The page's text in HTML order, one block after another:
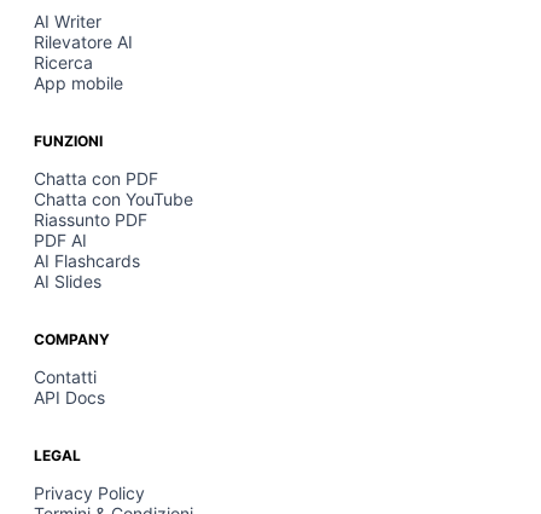
AI Writer
Rilevatore AI
Ricerca
App mobile
FUNZIONI
Chatta con PDF
Chatta con YouTube
Riassunto PDF
PDF AI
AI Flashcards
AI Slides
COMPANY
Contatti
API Docs
LEGAL
Privacy Policy